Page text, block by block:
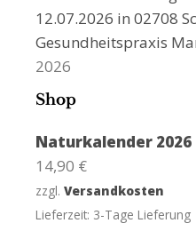
12.07.2026 in 02708
Gesundheitspraxis
2026
Shop
Naturkalender 2026
14,90 €
zzgl. Versandkosten
Lieferzeit: 3-Tage Lieferung